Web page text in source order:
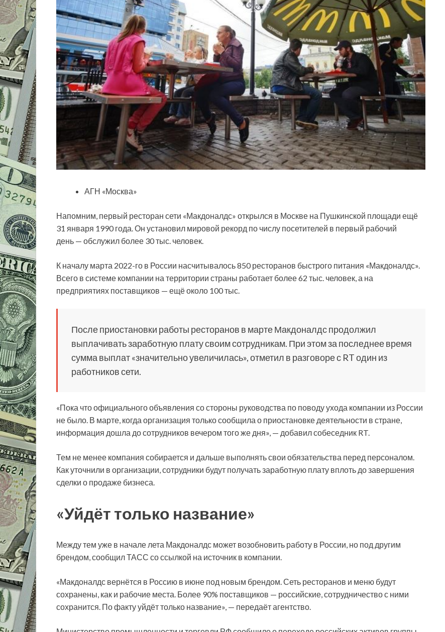
АГН «Москва»
Напомним, первый ресторан сети «Макдоналдс» открылся в Москве на Пушкинской площади ещё
31 января 1990 года. Он установил мировой рекорд по числу посетителей в первый рабочий
день — обслужил более 30 тыс. человек.
К началу марта 2022-го в России насчитывалось 850 ресторанов быстрого питания «Макдоналдс».
Всего в системе компании на территории страны работает более 62 тыс. человек, а на
предприятиях поставщиков — ещё около 100 тыс.
После приостановки работы ресторанов в марте Макдоналдс продолжил
выплачивать заработную плату своим сотрудникам. При этом за последнее время
сумма выплат «значительно увеличилась», отметил в разговоре с RT один из
работников сети.
«Пока что официального объявления со стороны руководства по поводу ухода компании из России
не было. В марте, когда организация только сообщила о приостановке деятельности в стране,
информация дошла до сотрудников вечером того же дня», — добавил собеседник RT.
Тем не менее компания собирается и дальше выполнять свои обязательства перед персоналом.
Как уточнили в организации, сотрудники будут получать заработную плату вплоть до завершения
сделки о продаже бизнеса.
«Уйдёт только название»
Между тем уже в начале лета Макдоналдс может возобновить работу в России, но под другим
брендом, сообщил ТАСС со ссылкой на источник в компании.
«Макдоналдс вернётся в Россию в июне под новым брендом. Сеть ресторанов и меню будут
сохранены, как и рабочие места. Более 90% поставщиков — российские, сотрудничество с ними
сохранится. По факту уйдёт только название», — передаёт агентство.